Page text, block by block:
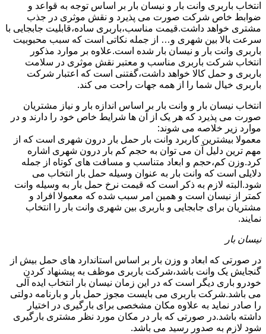
انتخاب باربری وانت بار و نیسان بار بر اساس توجه به قواعد و
ضوابط خاص شرکت صورت می پذیرد و نقش موثری در جذب
مشتری خواهد داشت.قیمت مناسب،باربری ساده،قابلیت جابجایی با
سرعت بالا بین شهری و… از جمله نکاتی است که سبب محبوبیت
باربری وانت بار و نیسان بار شده است.علاوه بر موارد مذکور
انتخاب شرکت باربری مناسب و معتبر نقش موثری در سلامت
باربری و حمل کالا خواهد داشت،گفتنی است که اعتبار شرکت
باربری خیال شما را از همه جهات راحت می کند.
انتخاب نیسان بار و وانت بار بر اساس اندازه بار و نیاز مشتریان
صورت می پذیرد که هر یک از آن ها شرایط خاص خود را دارند و در
موارد زیر خلاصه می شوند:
معمولا بیشترین کاربرد وانت بار حمل بار درون شهری است که از
مهم ترین دلیل آن می توان به حجم کم بار درون شهری اشاره
کرد.وزن کم،حجم و ابعاد متناسب و مسافت های کوتاه از جمله
دلایلی است که وانت بار به عنوان وسیله حمل بار انتخاب می
شود.البته لازم به ذکر است که قیمت نرخ حمل بار به وسیله وانت
کمتر از نیسان است و همین امر سبب شده که معمولا افراد و
مشتریان برای جابجایی و باربری بین شهری وانت بار را انتخاب
نمایند.
نیسان بار
در صورتی که ابعاد و وزن بار بر اساس استاندارد های حمل بیش از
گنجایش یک وانت باشد،شرکت باربری موظف به پیشنهاد کردن
خودرو باری دیگر است که در این زمان نیسان بار انتخاب ایده آلی
می باشد.شرکت باربری می بایست مجوز حمل بار و بارنامه دولتی
را صادر نماید به علاوه مکان مشخصی برای بارگیری در اختیار
داشته باشد.در صورتی که بار در مکان مورد نظر مشتری بارگیری
شود لازم به صدور رسید می باشد.